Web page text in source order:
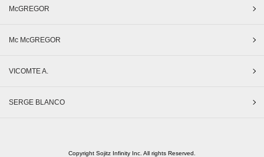
McGREGOR
Mc McGREGOR
VICOMTE A.
SERGE BLANCO
Copyright Sojitz Infinity Inc. All rights Reserved.